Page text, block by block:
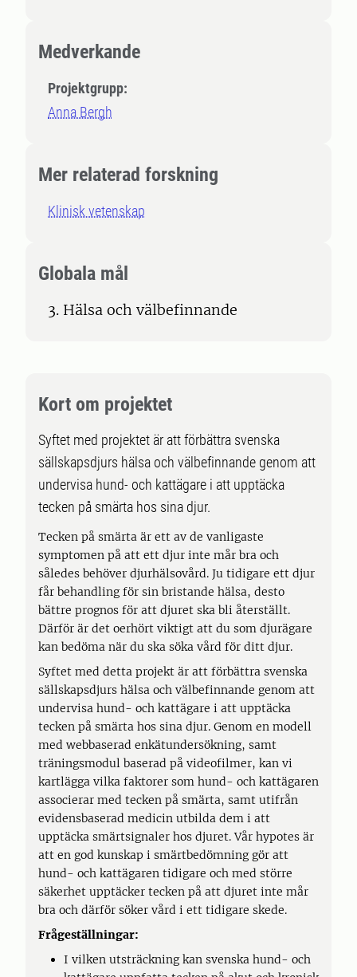
Medverkande
Projektgrupp:
Anna Bergh
Mer relaterad forskning
Klinisk vetenskap
Globala mål
3. Hälsa och välbefinnande
Kort om projektet
Syftet med projektet är att förbättra svenska
sällskapsdjurs hälsa och välbefinnande genom att
undervisa hund- och kattägare i att upptäcka
tecken på smärta hos sina djur.
Tecken på smärta är ett av de vanligaste
symptomen på att ett djur inte mår bra och
således behöver djurhälsovård. Ju tidigare ett djur
får behandling för sin bristande hälsa, desto
bättre prognos för att djuret ska bli återställt.
Därför är det oerhört viktigt att du som djurägare
kan bedöma när du ska söka vård för ditt djur.
Syftet med detta projekt är att förbättra svenska
sällskapsdjurs hälsa och välbefinnande genom att
undervisa hund- och kattägare i att upptäcka
tecken på smärta hos sina djur. Genom en modell
med webbaserad enkätundersökning, samt
träningsmodul baserad på videofilmer, kan vi
kartlägga vilka faktorer som hund- och kattägaren
associerar med tecken på smärta, samt utifrån
evidensbaserad medicin utbilda dem i att
upptäcka smärtsignaler hos djuret. Vår hypotes är
att en god kunskap i smärtbedömning gör att
hund- och kattägaren tidigare och med större
säkerhet upptäcker tecken på att djuret inte mår
bra och därför söker vård i ett tidigare skede.
Frågeställningar:
I vilken utsträckning kan svenska hund- och